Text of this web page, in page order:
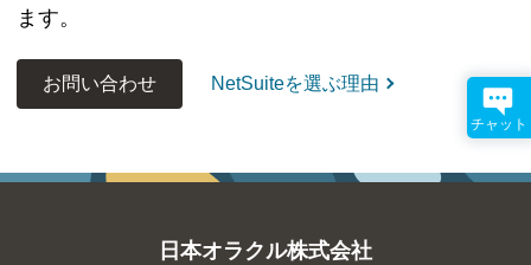
ます。
お問い合わせ(新しいタブで開きます)
NetSuiteを選ぶ理由
日本オラクル株式会社
チャット